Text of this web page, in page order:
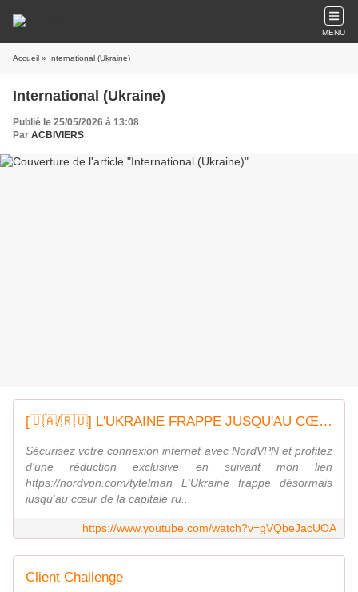
MENU
Accueil » International (Ukraine)
International (Ukraine)
Publié le 25/05/2026 à 13:08
Par ACBIVIERS
[🇺🇦/🇷🇺] L'UKRAINE FRAPPE JUSQU'AU CŒUR DE MOSCOU
Sécurisez votre connexion internet avec NordVPN et profitez
d'une réduction exclusive en suivant mon lien
https://nordvpn.com/tytelman L'Ukraine frappe désormais
jusqu'au cœur de la capitale ru...
https://www.youtube.com/watch?v=gVQbeJacUOA
Client Challenge